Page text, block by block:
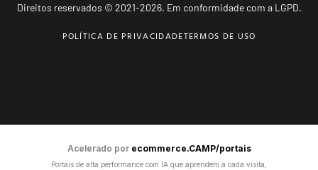
Direitos reservados © 2021-2026. Em conformidade com a LGPD.
POLÍTICA DE PRIVACIDADETERMOS DE USO
Acelerado por ecommerce.CAMP/portais
Portais de alta performance com IA que aprendem a cada visita,